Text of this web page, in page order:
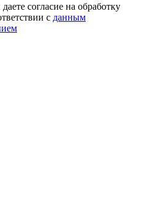
согласие на обработку
с данным